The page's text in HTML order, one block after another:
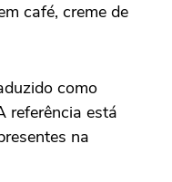
café, creme de
como
referência está
na